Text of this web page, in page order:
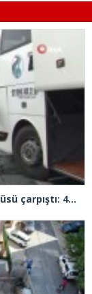
Şehirlerarası yolcu otobüsü ile İETT otobüsü çarpıştı: 4 yaralı